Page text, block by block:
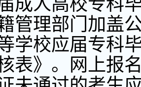
成人高校专科
管理部门加盖
学校应届专科
表》。网上报